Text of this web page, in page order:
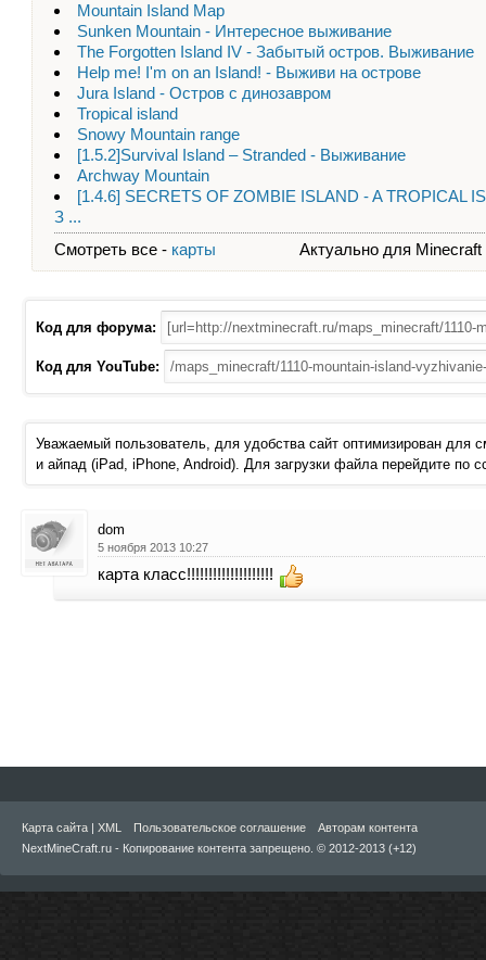
Mountain Island Map
Sunken Mountain - Интересное выживание
The Forgotten Island IV - Забытый остров. Выживание
Help me! I'm on an Island! - Выживи на острове
Jura Island - Остров с динозавром
Tropical island
Snowy Mountain range
[1.5.2]Survival Island – Stranded - Выживание
Archway Mountain
[1.4.6] SECRETS OF ZOMBIE ISLAND - A TROPICAL
З ...
Смотреть все - карты Актуально для
Код для форума:
Код для YouTube:
Уважаемый пользователь, для удобства сайт оптимизирован для
и айпад (iPad, iPhone, Android). Для загрузки файла перейдите по
dom
5 ноября 2013 10:27
карта класс!!!!!!!!!!!!!!!!!!!!
Карта сайта | XML Пользовательское соглашение
Авторам контента
NextMineCraft.ru - Копирование контента запрещено. © 2012-2013 (+12)